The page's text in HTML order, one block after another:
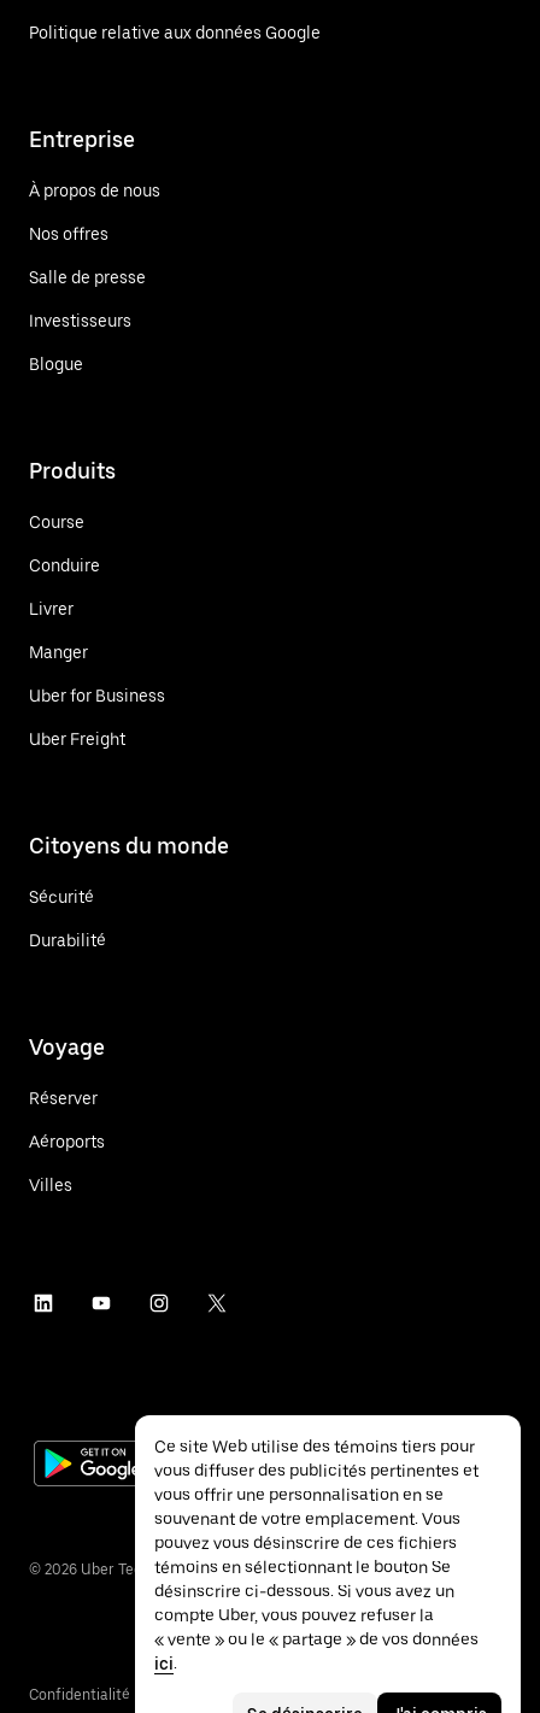
Politique relative aux données Google
Entreprise
À propos de nous
Nos offres
Salle de presse
Investisseurs
Blogue
Produits
Course
Conduire
Livrer
Manger
Uber for Business
Uber Freight
Citoyens du monde
Sécurité
Durabilité
Voyage
Réserver
Aéroports
Villes
© 2026 Uber Technologies inc.
Confidentialité
Ce site Web utilise des témoins tiers pour
vous diffuser des publicités pertinentes et
vous offrir une personnalisation en se
souvenant de votre emplacement. Vous
pouvez vous désinscrire de ces fichiers
témoins en sélectionnant le bouton Se
désinscrire ci-dessous. Si vous avez un
compte Uber, vous pouvez refuser la
« vente » ou le « partage » de vos données
ici.